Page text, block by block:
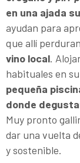
en una ajada
ayudan para
que allí
vino local.
habituales en
pequeña
donde
Muy pronto
dar una vuelta
y sostenible.